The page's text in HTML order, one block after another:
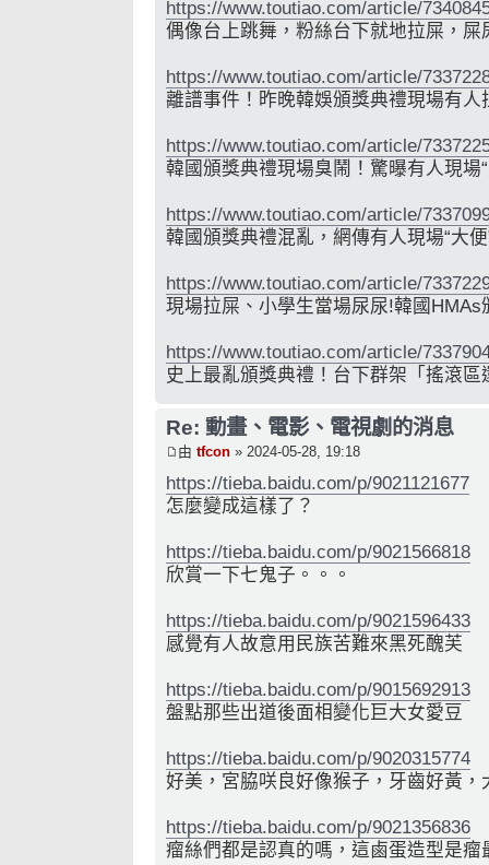
https://www.toutiao.com/article/
偶像台上跳舞，粉絲台下就地拉屎，屎
https://www.toutiao.com/article/
離譜事件！昨晚韓娛頒獎典禮現場有
https://www.toutiao.com/article/
韓國頒獎典禮現場臭鬧！驚曝有人現場
https://www.toutiao.com/article/
韓國頒獎典禮混亂，網傳有人現場“大
https://www.toutiao.com/article/
現場拉屎、小學生當場尿尿!韓國
https://www.toutiao.com/article/
史上最亂頒獎典禮！台下群架「搖滾
Re: 動畫、電影、電視劇的消息
由 tfcon » 2024-05-28, 19:18
https://tieba.baidu.com/p/9021121677
怎麼變成這樣了？
https://tieba.baidu.com/p/9021566818
欣賞一下七鬼子。。。
https://tieba.baidu.com/p/9021596433
感覺有人故意用民族苦難來黑死醜芙
https://tieba.baidu.com/p/9015692913
盤點那些出道後面相變化巨大女愛豆
https://tieba.baidu.com/p/9020315774
好美，宮脇咲良好像猴子，牙齒好黃，
https://tieba.baidu.com/p/9021356836
瘤絲們都是認真的嗎，這鹵蛋造型是瘤